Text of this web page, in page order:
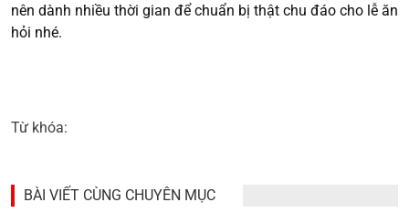
nên dành nhiều thời gian để chuẩn bị thật chu đáo cho lễ ăn
hỏi nhé.
Từ khóa:
BÀI VIẾT CÙNG CHUYÊN MỤC